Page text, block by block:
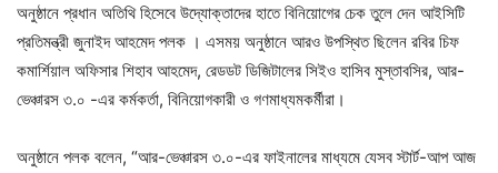
অনুষ্ঠানে প্রধান অতিথি হিসেবে উদ্যোক্তাদের হাতে বিনিয়োগের চেক তুলে দেন আইসিটি
প্রতিমন্ত্রী জুনাইদ আহমেদ পলক । এসময় অনুষ্ঠানে আরও উপস্থিত ছিলেন রবির চিফ
কমার্শিয়াল অফিসার শিহাব আহমেদ, রেডডট ডিজিটালের সিইও হাসিব মুস্তাবসির, আর-
ভেঞ্চারস ৩.০ -এর কর্মকর্তা, বিনিয়োগকারী ও গণমাধ্যমকর্মীরা।
অনুষ্ঠানে পলক বলেন, “আর-ভেঞ্চারস ৩.০-এর ফাইনালের মাধ্যমে যেসব স্টার্ট-আপ আজ